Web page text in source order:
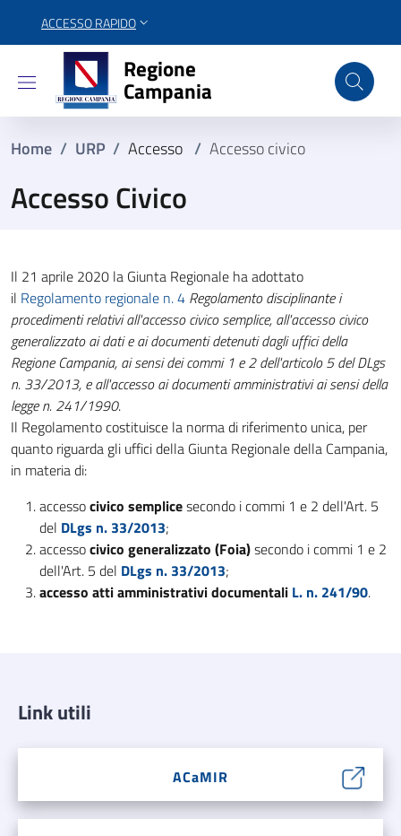
ACCESSO RAPIDO
Regione Campania
Regione
Campania
Home / URP / Accesso / Accesso civico
Accesso Civico
Il 21 aprile 2020 la Giunta Regionale ha adottato
il Regolamento regionale n. 4 Regolamento disciplinante i
procedimenti relativi all'accesso civico semplice, all'accesso civico
generalizzato ai dati e ai documenti detenuti dagli uffici della
Regione Campania, ai sensi dei commi 1 e 2 dell'articolo 5 del DLgs
n. 33/2013, e all'accesso ai documenti amministrativi ai sensi della
legge n. 241/1990.
Il Regolamento costituisce la norma di riferimento unica, per
quanto riguarda gli uffici della Giunta Regionale della Campania,
in materia di:
accessocivico semplicesecondo i commi 1 e 2 dell'Art. 5
del DLgs n. 33/2013;
accessocivico generalizzato (Foia)secondo i commi 1 e 2
dell'Art. 5 del DLgs n. 33/2013;
accesso atti amministrativi documentali L. n. 241/90.
Link utili
ACaMIR